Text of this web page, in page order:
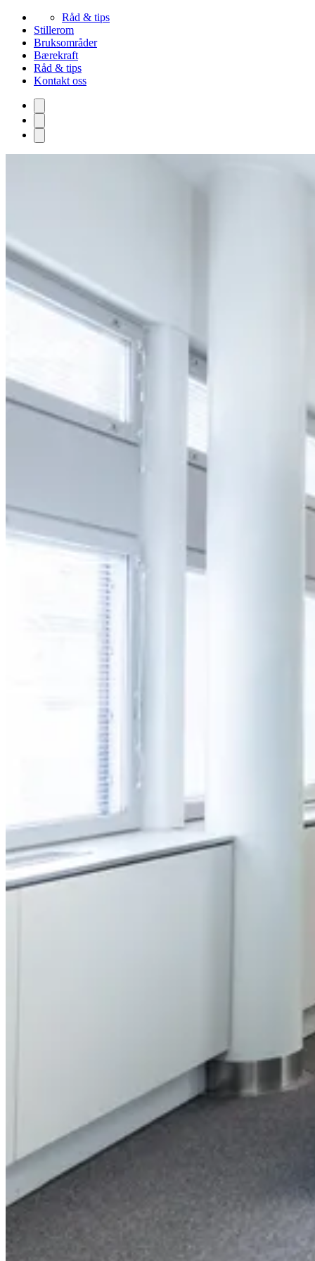
Råd & tips
Stillerom
Bruksområder
Bærekraft
Råd & tips
Kontakt oss